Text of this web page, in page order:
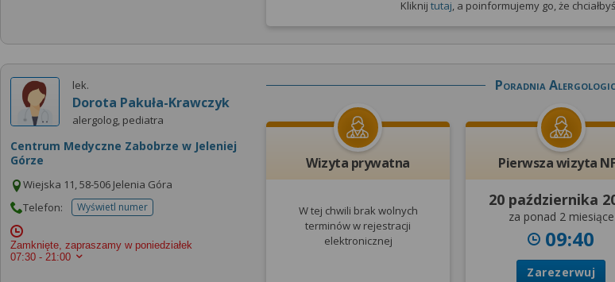
Kliknijtutaj, a poinformujemy go, że
lek.
Dorota Pakuła-Krawczyk
alergolog, pediatra
Centrum Medyczne Zabobrze w Jeleniej
Górze
Wiejska 11, 58-506 Jelenia Góra
Telefon:
Wyświetl numertelefonu do placowki
Zamknięte, zapraszamy w poniedziałek
07:30 - 21:00
Poradnia
Wizyta prywatna
W tej chwili brak wolnych
terminów w rejestracji
elektronicznej
Pierwsza wizyta
20 października
za ponad 2 miesiące
09:40
Zarezerwuj